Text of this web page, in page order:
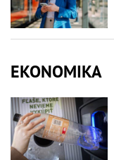
EKONOMIKA